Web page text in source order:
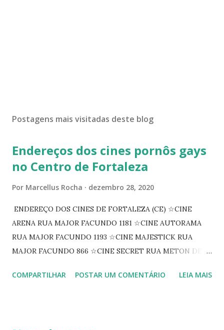
Postagens mais visitadas deste blog
Endereços dos cines pornôs gays
no Centro de Fortaleza
Por Marcellus Rocha dezembro 28, 2020
ENDEREÇO DOS CINES DE FORTALEZA (CE) ☆CINE
ARENA RUA MAJOR FACUNDO 1181 ☆CINE AUTORAMA
RUA MAJOR FACUNDO 1193 ☆CINE MAJESTICK RUA
MAJOR FACUNDO 866 ☆CINE SECRET RUA METON DE
PEIXOTO 1307 ☆CINE IRIS RUA FLORIANO PEIXOTO 1206
COMPARTILHAR POSTAR UM COMENTÁRIO LEIA MAIS